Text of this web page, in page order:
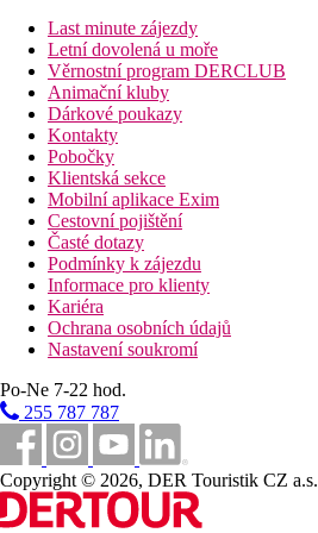
300 m
Vzdálenost k pláži
60 km
Vzdálenost od nejbližšího letiště
18 km
Vlakové nádraží
Pláž
Druh pláže
Lehátka na pláži za poplatek
Slunečníky na pláži za poplatek
Hotel přímo u pláže
Plážová dovolená
Bazény
Bar u bazénu
Lehátka u bazénu
Slunečníky u bazénu
Last minute zájezdy
Letní dovolená u moře
Věrnostní program DERCLUB
Animační kluby
Dárkové poukazy
Kontakty
Pobočky
Klientská sekce
Mobilní aplikace Exim
Cestovní pojištění
Časté dotazy
Podmínky k zájezdu
Informace pro klienty
Kariéra
Ochrana osobních údajů
Nastavení soukromí
Po-Ne 7-22 hod.
255 787 787
Copyright © 2026, DER Touristik CZ a.s.